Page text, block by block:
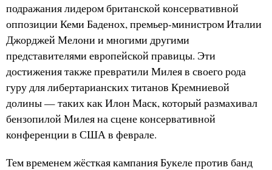
подражания лидером британской консервативной
оппозиции Кеми Баденох, премьер-министром Италии
Джорджей Мелони и многими другими
представителями европейской правицы. Эти
достижения также превратили Милея в своего рода
гуру для либертарианских титанов Кремниевой
долины — таких как Илон Маск, который размахивал
бензопилой Милея на сцене консервативной
конференции в США в феврале.
Тем временем жёсткая кампания Букеле против банд